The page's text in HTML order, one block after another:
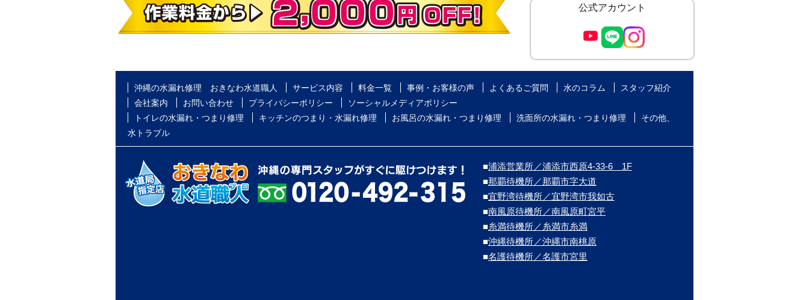
公式アカウント
沖縄の水漏れ修理 おきなわ水道職人 サービス内容 料金一覧 事例・お客様の声 よくあるご質問 水のコラム
スタッフ紹介
会社案内
お問い合わせ プライバシーポリシー
ソーシャルメディアポリシー
トイレの水漏れ・つまり修理
キッチンのつまり・水漏れ修理 お風呂の水漏れ・つまり修理 洗面所の水漏れ・つまり修理
その他、
水トラブル
■浦添営業所／浦添市西原4-33-6 1F
■那覇待機所／那覇市字大道
■宜野湾待機所／宜野湾市我如古
■南風原待機所／南風原町宮平
■糸満待機所／糸満市糸満
■沖縄待機所／沖縄市南桃原
■名護待機所／名護市宮里